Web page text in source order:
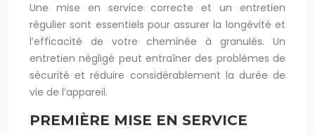
Une mise en service correcte et un entretien
régulier sont essentiels pour assurer la longévité et
l’efficacité de votre cheminée à granulés. Un
entretien négligé peut entraîner des problèmes de
sécurité et réduire considérablement la durée de
vie de l’appareil.
PREMIÈRE MISE EN SERVICE